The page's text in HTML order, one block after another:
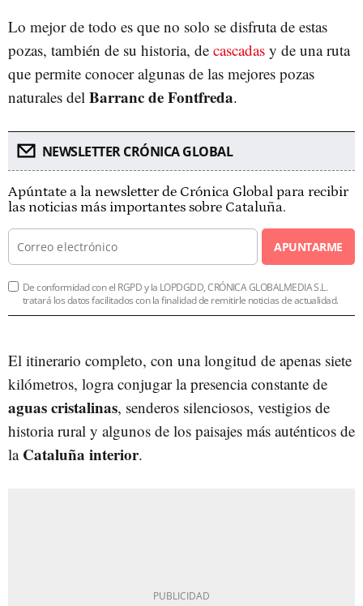
Lo mejor de todo es que no solo se disfruta de estas
pozas, también de su historia, de cascadas y de una ruta
que permite conocer algunas de las mejores pozas
naturales del Barranc de Fontfreda.
NEWSLETTER CRÓNICA GLOBAL
Apúntate a la newsletter de Crónica Global para recibir
las noticias más importantes sobre Cataluña.
APUNTARME
De conformidad con el RGPD y la LOPDGDD, CRÓNICA GLOBALMEDIA S.L.
tratará los datos facilitados con la finalidad de remitirle noticias de actualidad.
El itinerario completo, con una longitud de apenas siete
kilómetros, logra conjugar la presencia constante de
aguas cristalinas, senderos silenciosos, vestigios de
historia rural y algunos de los paisajes más auténticos de
la Cataluña interior.